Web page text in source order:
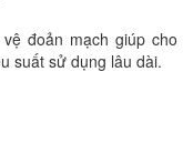
đoản mạch giúp cho
suất sử dụng lâu dài.